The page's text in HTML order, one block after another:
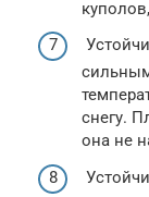
снегу.
она не